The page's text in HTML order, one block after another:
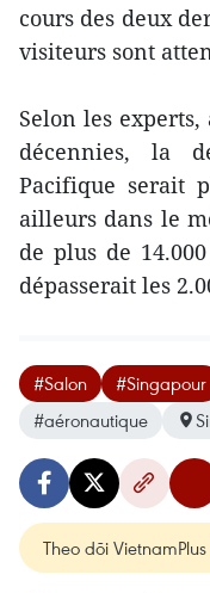
cours des deux
visiteurs sont
Selon les
décennies, la
Pacifique serait
ailleurs dans le
de plus de
dépasserait les
#Salon #Singapour
#aéronautique
Theo dõi VietnamPlus